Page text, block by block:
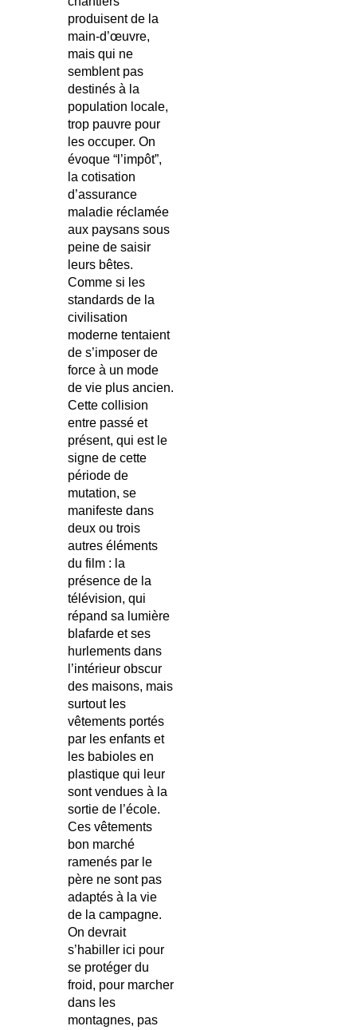
produisent de la
main-d’œuvre,
mais qui ne
semblent pas
destinés à la
population locale,
trop pauvre pour
les occuper. On
évoque “l’impôt”,
la cotisation
d’assurance
maladie réclamée
aux paysans sous
peine de saisir
leurs bêtes.
Comme si les
standards de la
civilisation
moderne tentaient
de s’imposer de
force à un mode
de vie plus ancien.
Cette collision
entre passé et
présent, qui est le
signe de cette
période de
mutation, se
manifeste dans
deux ou trois
autres éléments
du film : la
présence de la
télévision, qui
répand sa lumière
blafarde et ses
hurlements dans
l’intérieur obscur
des maisons, mais
surtout les
vêtements portés
par les enfants et
les babioles en
plastique qui leur
sont vendues à la
sortie de l’école.
Ces vêtements
bon marché
ramenés par le
père ne sont pas
adaptés à la vie
de la campagne.
On devrait
s’habiller ici pour
se protéger du
froid, pour marcher
dans les
montagnes, pas